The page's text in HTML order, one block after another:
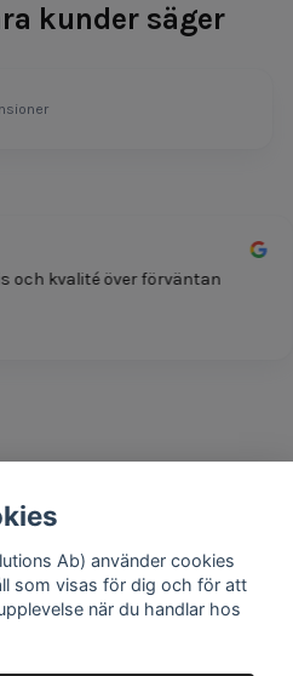
kunder säger
kvalité över förväntan
Ab) använder cookies
som visas för dig och för att
när du handlar hos